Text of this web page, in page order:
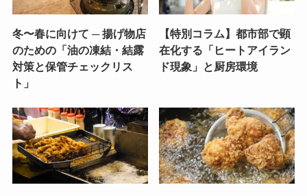
冬〜春に向けて ─ 揚げ物店
のための「油の凍結・結露
対策と保管チェックリス
ト」
【特別コラム】都市部で顕
在化する「ヒートアイラン
ド現象」と厨房環境